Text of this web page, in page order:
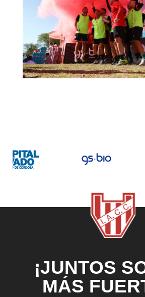
¡JUNTOS
MÁS